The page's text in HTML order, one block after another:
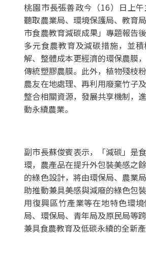
桃園市長張善政今（16）日上午
聽取農業局、環境保護局、教育
市食農教育減碳成果」專題報告
多元食農教育及減碳措施，並
解、整體成本更經濟的環保農膜
傳統塑膠農膜。此外，植物殘枝
農友在地處理、再利用廢棄竹子
整合相關資源，發展共享機制，
動永續農業。
副市長蘇俊賓表示，「減碳」是
環，農產品在提升外包裝美感之
的綠色設計，將由環保局、農業
助推動兼具美感與減廢的綠色包
用復興區竹產業等在地特色環
局、環保局、青年局及原民局等
兼具食農教育及低碳永續的全新產